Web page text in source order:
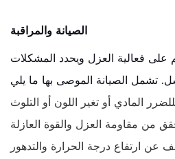
الصيانة والمراقبة
فعالية العزل ويحدد المشكلات
للضرر المادي أو تغير اللون أو التلوث
من مقاومة العزل والقوة العازلة
عن ارتفاع درجة الحرارة والتدهور